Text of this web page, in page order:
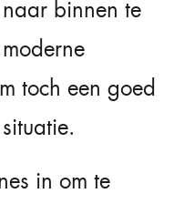
binnen te
toch een goed
in om te